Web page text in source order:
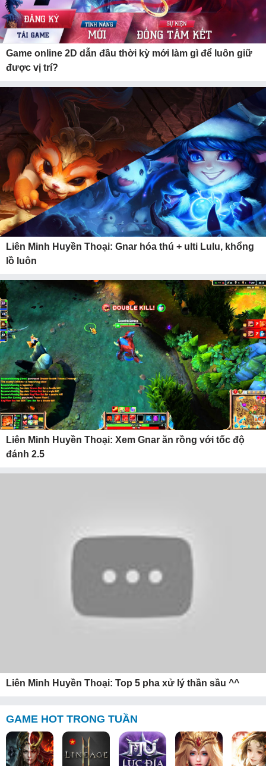
Game online 2D dẫn đầu thời kỳ mới làm gì để luôn giữ
được vị trí?
Liên Minh Huyền Thoại: Gnar hóa thú + ulti Lulu, khổng
lồ luôn
Liên Minh Huyền Thoại: Xem Gnar ăn rồng với tốc độ
đánh 2.5
Liên Minh Huyền Thoại: Top 5 pha xử lý thần sầu ^^
GAME HOT TRONG TUẦN